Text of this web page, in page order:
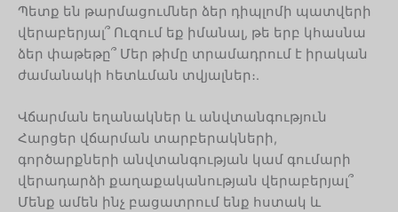
Պետք են թարմացումներ ձեր դիպլոմի պատվերի
վերաբերյալ՞ Ուզում եք իմանալ, թե երբ կհասնա
ձեր փաթեթը՞ Մեր թիմը տրամադրում է իրական
ժամանակի հետևման տվյալներ։.
Վճարման եղանակներ և անվտանգություն
Հարցեր վճարման տարբերակների,
գործարքների անվտանգության կամ գումարի
վերադարձի քաղաքականության վերաբերյալ՞
Մենք ամեն ինչ բացատրում ենք հստակ և